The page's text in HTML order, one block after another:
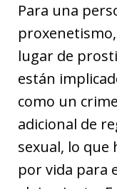
Para una
lugar de
están
como un
adicional de
sexual, lo que
por vida para